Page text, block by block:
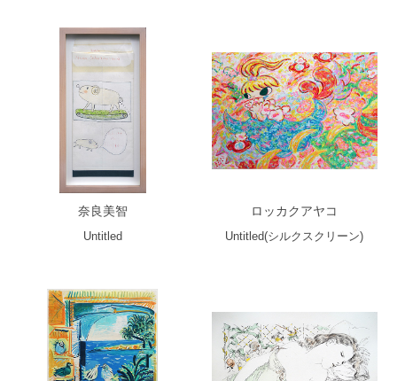
奈良美智
Untitled
ロッカクアヤコ
Untitled(シルクスクリーン)